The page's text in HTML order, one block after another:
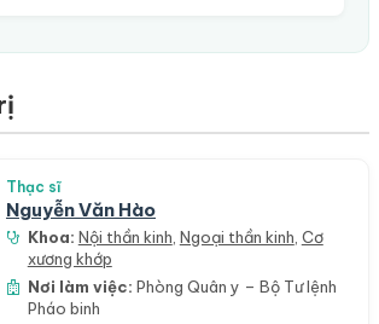
Thạc sĩ
Nguyễn Văn Hào
Khoa: Nội thần kinh Ngoại thần kinh Cơ
xương khớp
Nơi làm việc: Phòng Quân y – Bộ Tư lệnh
Pháo binh